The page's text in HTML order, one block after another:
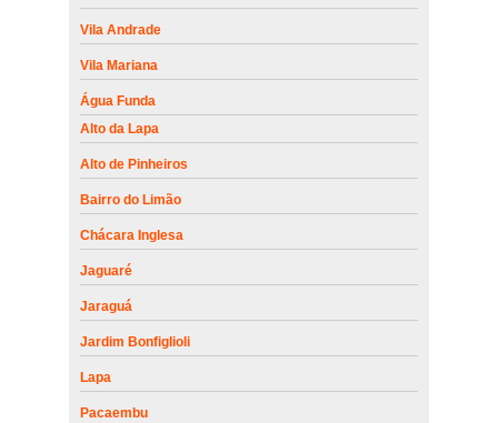
Vila Andrade
Vila Mariana
Água Funda
Alto da Lapa
Alto de Pinheiros
Bairro do Limão
Chácara Inglesa
Jaguaré
Jaraguá
Jardim Bonfiglioli
Lapa
Pacaembu